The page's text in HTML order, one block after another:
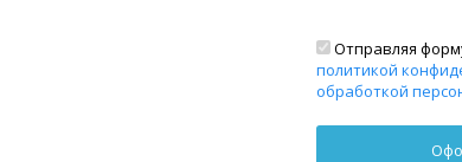
Отправляя
политикой
обработкой